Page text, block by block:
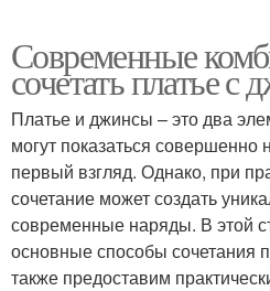
Современные
сочетать платье с
Платье и джинсы – это два
могут показаться
первый взгляд. Однако, при
сочетание может создать
современные наряды. В этой
основные способы сочетания
также предоставим